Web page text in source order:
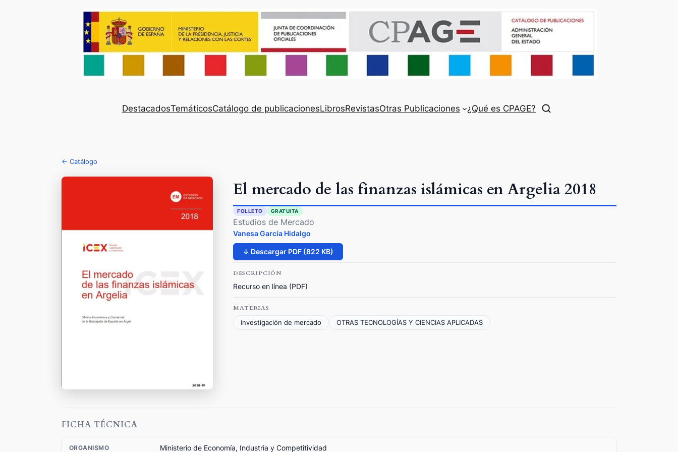
DestacadosTemáticosCatálogo de publicacionesLibrosRevistasOtras Publicaciones ¿Qué es CPAGE?
← Catálogo
El mercado de las finanzas islámicas en Argelia 2018
FOLLETO GRATUITA
Estudios de Mercado
Vanesa García Hidalgo
↓ Descargar PDF (822 KB)
DESCRIPCIÓN
Recurso en línea (PDF)
MATERIAS
Investigación de mercado
OTRAS TECNOLOGÍAS Y CIENCIAS APLICADAS
FICHA TÉCNICA
ORGANISMO Ministerio de Economía, Industria y Competitividad